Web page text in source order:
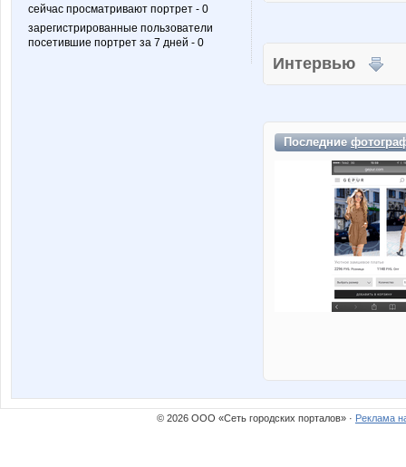
сейчас просматривают портрет - 0
зарегистрированные пользователи
посетившие портрет за 7 дней - 0
Интервью
Последние
© 2026 ООО «Сеть городских порталов» · Реклама